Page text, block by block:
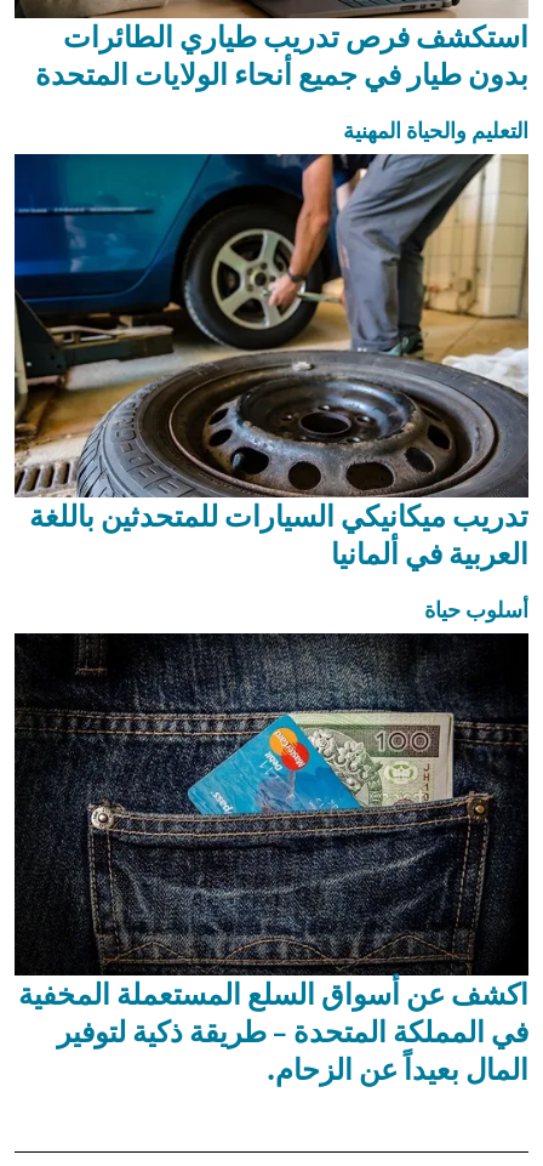
استكشف فرص تدريب طياري الطائرات
بدون طيار في جميع أنحاء الولايات المتحدة
التعليم والحياة المهنية
تدريب ميكانيكي السيارات للمتحدثين باللغة
العربية في ألمانيا
أسلوب حياة
اكشف عن أسواق السلع المستعملة المخفية
في المملكة المتحدة – طريقة ذكية لتوفير
المال بعيداً عن الزحام.